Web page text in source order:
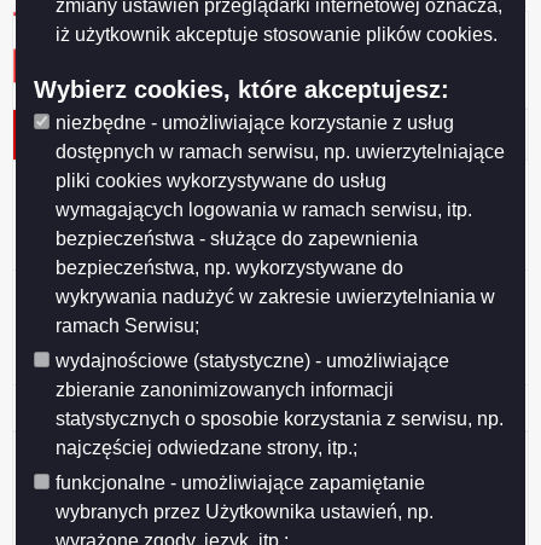
zmiany ustawień przeglądarki internetowej oznacza,
iż użytkownik akceptuje stosowanie plików cookies.
Wybierz cookies, które akceptujesz:
niezbędne - umożliwiające korzystanie z usług
dostępnych w ramach serwisu, np. uwierzytelniające
pliki cookies wykorzystywane do usług
wymagających logowania w ramach serwisu, itp.
bezpieczeństwa - służące do zapewnienia
bezpieczeństwa, np. wykorzystywane do
wykrywania nadużyć w zakresie uwierzytelniania w
ramach Serwisu;
wydajnościowe (statystyczne) - umożliwiające
zbieranie zanonimizowanych informacji
statystycznych o sposobie korzystania z serwisu, np.
najczęściej odwiedzane strony, itp.;
funkcjonalne - umożliwiające zapamiętanie
wybranych przez Użytkownika ustawień, np.
Protokół nr 27/2017 KSSiB
Data wydania
2017-01-25
Protokół nr 27/2017 KSSiB
posiedzenia Komisji Spraw Społecznych i
Bezpieczeństwa Rady Miejskiej w Suwałkach odbytego
w dniu 25 stycznia 2017 r.
Protokół nr 27z25stycznia2017 SSiB.pdf ( 218.67 KB )
załącznika
Udostępniający:Urząd Miejski w Suwałkach
Wytwarzający/odpowiadający:Marcin Szypulski
Data wytworzenia:2017-01-25
Wprowadzający:Marcin Szypulski